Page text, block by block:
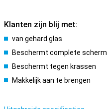
Klanten zijn blij met:
van gehard glas
Beschermt complete scherm
Beschermt tegen krassen
Makkelijk aan te brengen